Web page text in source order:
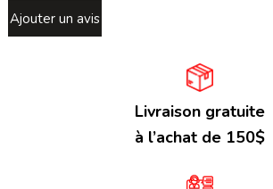
Ajouter un avis
Livraison gratuite
à l’achat de 150$